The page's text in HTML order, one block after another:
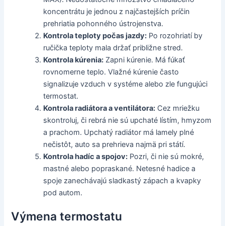
koncentrátu je jednou z najčastejších príčin
prehriatia pohonného ústrojenstva.
Kontrola teploty počas jazdy: Po rozohriatí by
ručička teploty mala držať približne stred.
Kontrola kúrenia: Zapni kúrenie. Má fúkať
rovnomerne teplo. Vlažné kúrenie často
signalizuje vzduch v systéme alebo zle fungujúci
termostat.
Kontrola radiátora a ventilátora: Cez mriežku
skontroluj, či rebrá nie sú upchaté lístím, hmyzom
a prachom. Upchatý radiátor má lamely plné
nečistôt, auto sa prehrieva najmä pri státí.
Kontrola hadíc a spojov: Pozri, či nie sú mokré,
mastné alebo popraskané. Netesné hadice a
spoje zanechávajú sladkastý zápach a kvapky
pod autom.
Výmena termostatu